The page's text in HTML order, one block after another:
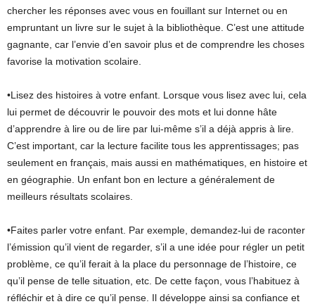
chercher les réponses avec vous en fouillant sur Internet ou en
empruntant un livre sur le sujet à la bibliothèque. C’est une attitude
gagnante, car l’envie d’en savoir plus et de comprendre les choses
favorise la motivation scolaire.
•Lisez des histoires à votre enfant. Lorsque vous lisez avec lui, cela
lui permet de découvrir le pouvoir des mots et lui donne hâte
d’apprendre à lire ou de lire par lui-même s’il a déjà appris à lire.
C’est important, car la lecture facilite tous les apprentissages; pas
seulement en français, mais aussi en mathématiques, en histoire et
en géographie. Un enfant bon en lecture a généralement de
meilleurs résultats scolaires.
•Faites parler votre enfant. Par exemple, demandez-lui de raconter
l’émission qu’il vient de regarder, s’il a une idée pour régler un petit
problème, ce qu’il ferait à la place du personnage de l’histoire, ce
qu’il pense de telle situation, etc. De cette façon, vous l’habituez à
réfléchir et à dire ce qu’il pense. Il développe ainsi sa confiance et